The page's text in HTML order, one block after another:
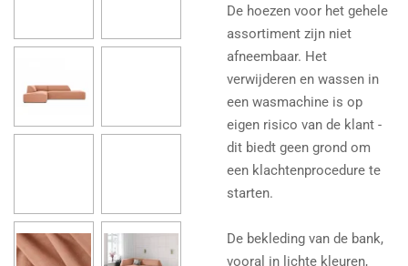
De hoezen voor het gehele
assortiment zijn niet
afneembaar. Het
verwijderen en wassen in
een wasmachine is op
eigen risico van de klant -
dit biedt geen grond om
een ​​klachtenprocedure te
starten.
De bekleding van de bank,
vooral in lichte kleuren,